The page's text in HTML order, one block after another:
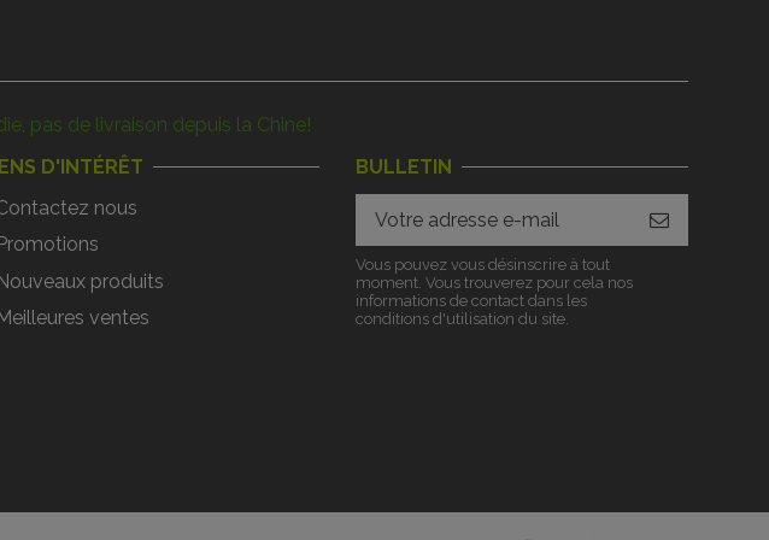
pas de livraison depuis la Chine!
D'INTÉRÊT
nous
Promotions
produits
ventes
BULLETIN
Vous pouvez vous désinscrire à tout
moment. Vous trouverez pour cela nos
informations de contact dans les
conditions d'utilisation du site.